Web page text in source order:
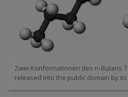
Zwei Konformationen des n-Butans
released into the public domain by